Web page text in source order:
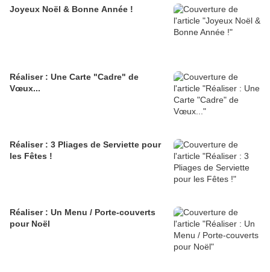
Joyeux Noël & Bonne Année !
Réaliser : Une Carte "Cadre" de
Vœux...
Réaliser : 3 Pliages de Serviette pour
les Fêtes !
Réaliser : Un Menu / Porte-couverts
pour Noël